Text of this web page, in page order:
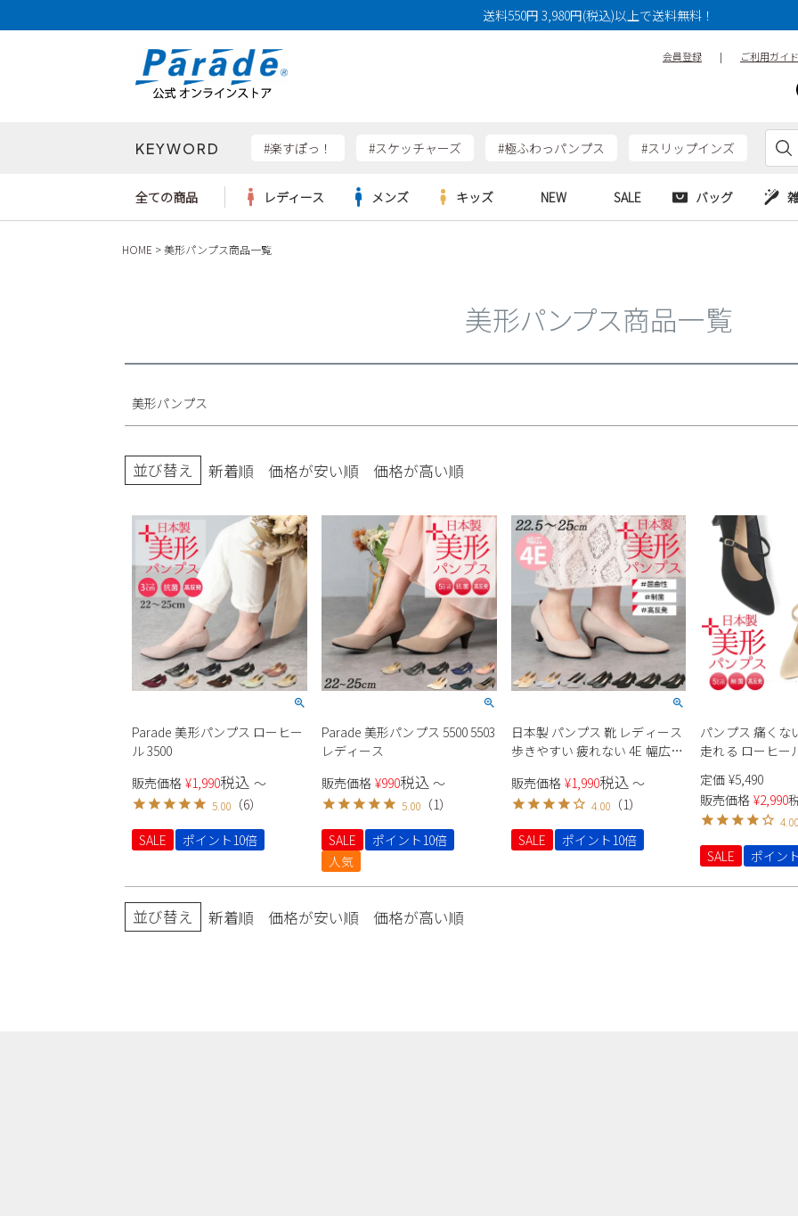
送料550円 3,980円(税込)以上で送料無料！
会員登録 | ご利用ガイド
KEYWORD #楽すぽっ！ #スケッチャーズ #極ふわっパンプス #スリップインズ
検索
全ての商品 レディース
スニーカー
ローファー
ウェア
moz
new balance
メンズ
ビジネス・ドレスシューズ
ローファー
ワークシューズ
ウェア
GAP
EDWIN
キッズ
スクール
フォーマル
ブーツ
NEW SALE バッグ
ビジネスバッグ
HOME 美形パンプス商品一覧
美形パンプス商品一覧
美形パンプス
14cm 14.5cm
20.5cm 21cm
27cm
29cm
29.5cm 30cm
特徴
検索
並び替え 新着順 価格が安い順 価格が高い順
Parade 美形パンプス ローヒー
ル 3500
販売価格 ¥1,990税込 〜
5.00 （6）
SALE
ポイント10倍
Parade 美形パンプス 5500 5503
レディース
販売価格 ¥990税込 〜
5.00（1）
SALE
ポイント10倍
人気
日本製 パンプス 靴 レディース
歩きやすい 疲れない 4E 幅広
反発 痛くなりにくい 走れる
Parade 美形パンプス 4500
販売価格 ¥1,990税込 〜
4.00（1）
SALE
ポイント10倍
パンプス 痛くな
走れる ローヒー
黒 オフィス 靴
製 ブラック 高反
形パンプス
定価 ¥5,490
販売価格 ¥2,990
4.00
SALE
ポイン
並び替え 新着順 価格が安い順 価格が高い順